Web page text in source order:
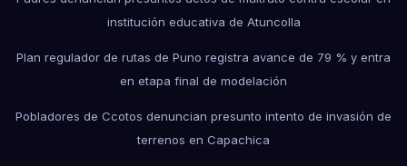
institución educativa de Atuncolla
Plan regulador de rutas de Puno registra avance de 79 % y entra
en etapa final de modelación
Pobladores de Ccotos denuncian presunto intento de invasión de
terrenos en Capachica